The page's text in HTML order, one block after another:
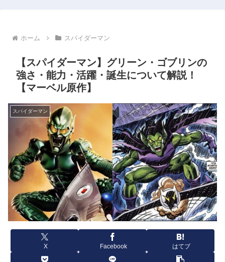
ホーム スパイダーマン
【スパイダーマン】グリーン・ゴブリンの
強さ・能力・活躍・誕生について解説！
【マーベル原作】
スパイダーマン
X Facebook はてブ